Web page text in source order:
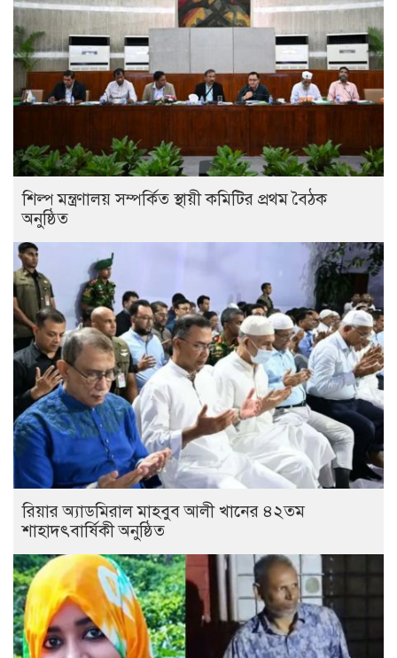
শিল্প মন্ত্রণালয় সম্পর্কিত স্থায়ী কমিটির প্রথম বৈঠক
অনুষ্ঠিত
রিয়ার অ্যাডমিরাল মাহবুব আলী খানের ৪২তম
শাহাদৎবার্ষিকী অনুষ্ঠিত